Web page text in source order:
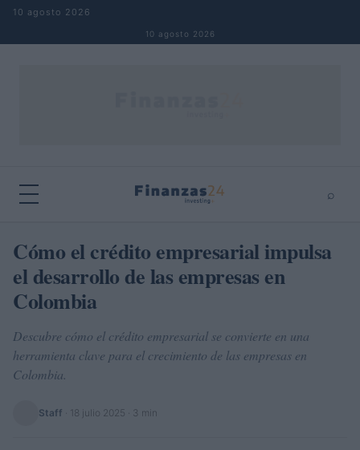
Saltar al contenido
10 agosto 2026
10 agosto 2026
⌕
Buscar ⌕ ×
Cómo el crédito empresarial impulsa
el desarrollo de las empresas en
Colombia
Descubre cómo el crédito empresarial se convierte en una
herramienta clave para el crecimiento de las empresas en
Colombia.
Staff 18 julio 2025 · 3 min